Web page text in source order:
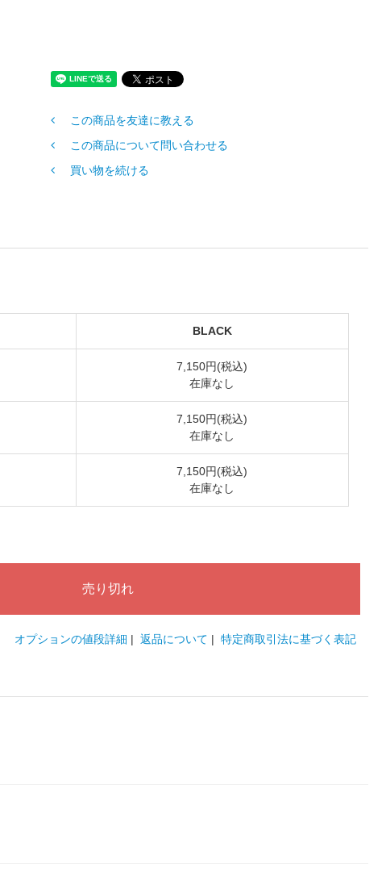
この商品を友達に教える
この商品について問い合わせる
買い物を続ける
BLACK
7,150円(税込)
在庫なし
7,150円(税込)
在庫なし
7,150円(税込)
在庫なし
オプションの値段詳細 | 返品について | 特定商取引法に基づく表記